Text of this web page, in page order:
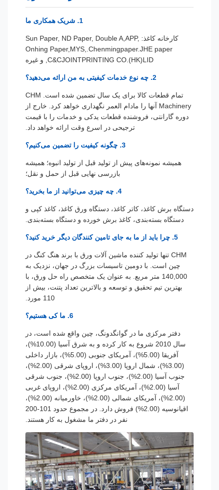
کارخانه کاغذ: Sun Paper, ND Paper, Double A,APP,
Onhing Paper,MYS,.Chenmingpaper.JHE paper
,C&CJOINTPRINTING CO.(HK)LID و غیره
تمام قطعات کالا برای یک سال تضمین شده است. CHM
Machinery آنها را مادام العمر نگهداری خواهد کرد. خارج از
دوره گارانتی، فروشنده قطعات یدکی و خدمات را با قیمت
ترجیحی در اسرع وقت ارائه خواهد داد.
همیشه نمونه‌های پیش از تولید قبل از تولید انبوه؛ همیشه
بازرسی نهایی قبل از حمل و نقل؛
دستگاه برش کاغذ، کاتر کاغذ، دستگاه ورق کاغذ، کاغذ کپی و
دستگاه بسته‌بندی، کاغذ برش خورده و دستگاه بسته‌بندی.
CHM تنها تولید کننده ماشین آلات ورق با برند هنگ کنگ در
چین است. با دومین تاسیسات بزرگ در جهان، نزدیک به
140,000 متر مربع. به عنوان یک متخصص راه حل ورق، با
بهترین تیم تحقیق و توسعه و بالاترین تعداد پتنت، بیش از
دفتر مرکزی ما در گوانگدونگ، چین واقع شده است، در
سال 2010 شروع به کار کرده و به شرق آسیا (10.00%)،
آفریقا (5.00%)، آمریکای جنوبی (5.00%)، بازار داخلی
(3.00%)، شمال اروپا (3.00%)، اروپای شرقی (2.00%)،
جنوب آسیا (2.00%)، جنوب اروپا (2.00%)، جنوب شرقی
آسیا (2.00%)، آمریکای مرکزی (2.00%)، اروپای غربی
(2.00%)، آمریکای شمالی (2.00%)، خاورمیانه (2.00%)،
اقیانوسیه (2.00%) فروش دارد. در مجموع حدود 101-200
نفر در دفتر ما مشغول به کار هستند.